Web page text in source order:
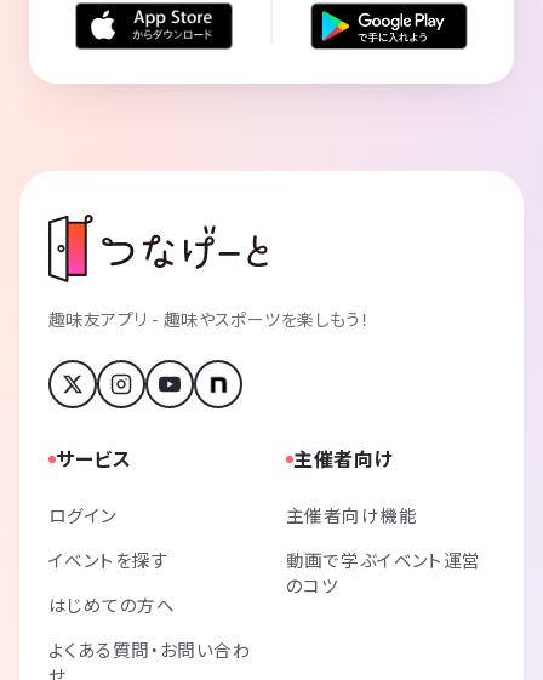
趣味友アプリ - 趣味やスポーツを楽しもう！
サービス
ログイン
イベントを探す
はじめての方へ
よくある質問・お問い合わ
せ
主催者向け
主催者向け機能
動画で学ぶイベント運営
のコツ